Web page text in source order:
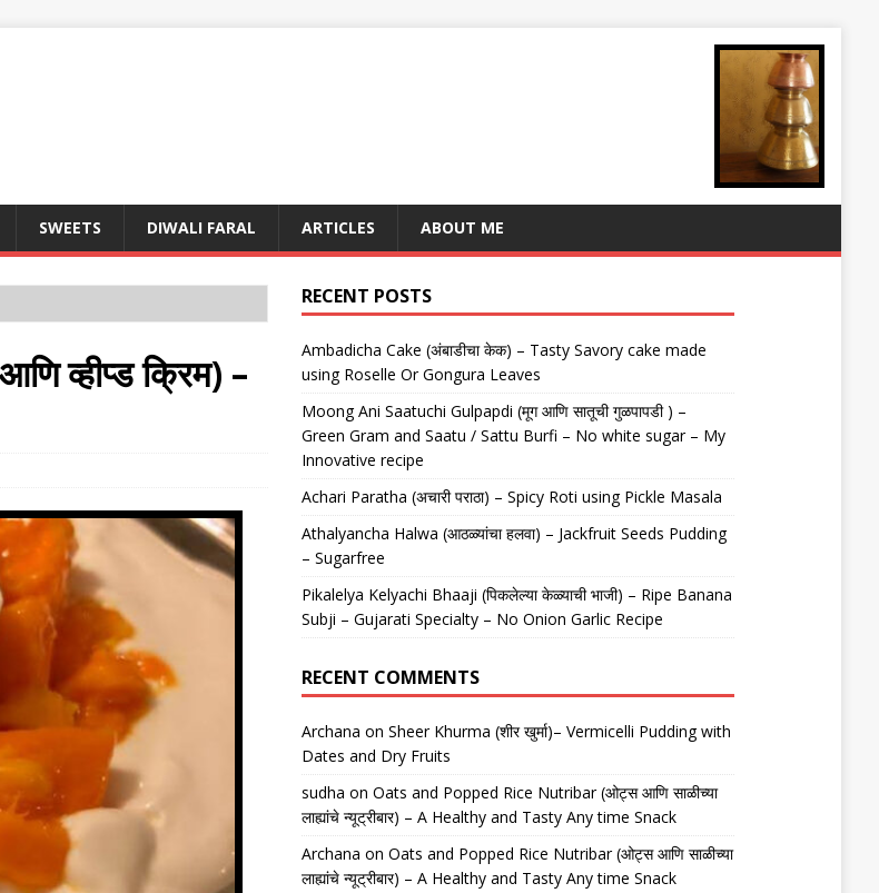
SWEETS DIWALI FARAL ARTICLES ABOUT ME
व्हीप्ड क्रिम) –
RECENT POSTS
Ambadicha Cake (अंबाडीचा केक) – Tasty Savory cake made
using Roselle Or Gongura Leaves
Moong Ani Saatuchi Gulpapdi (मूग आणि सातूची गुळपापडी ) –
Green Gram and Saatu / Sattu Burfi – No white sugar – My
Innovative recipe
Achari Paratha (अचारी पराठा) – Spicy Roti using Pickle Masala
Athalyancha Halwa (आठळ्यांचा हलवा) – Jackfruit Seeds Pudding
– Sugarfree
Pikalelya Kelyachi Bhaaji (पिकलेल्या केळ्याची भाजी) – Ripe Banana
Subji – Gujarati Specialty – No Onion Garlic Recipe
RECENT COMMENTS
Archana onSheer Khurma (शीर खुर्मा)– Vermicelli Pudding with
Dates and Dry Fruits
sudha onOats and Popped Rice Nutribar (ओट्स आणि साळीच्या
लाह्यांचे न्यूट्रीबार) – A Healthy and Tasty Any time Snack
Archana onOats and Popped Rice Nutribar (ओट्स आणि साळीच्या
लाह्यांचे न्यूट्रीबार) – A Healthy and Tasty Any time Snack